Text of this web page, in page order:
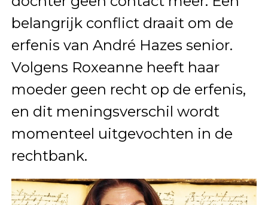
belangrijk conflict draait om de
erfenis van André Hazes senior.
Volgens Roxeanne heeft haar
moeder geen recht op de erfenis,
en dit meningsverschil wordt
momenteel uitgevochten in de
rechtbank.